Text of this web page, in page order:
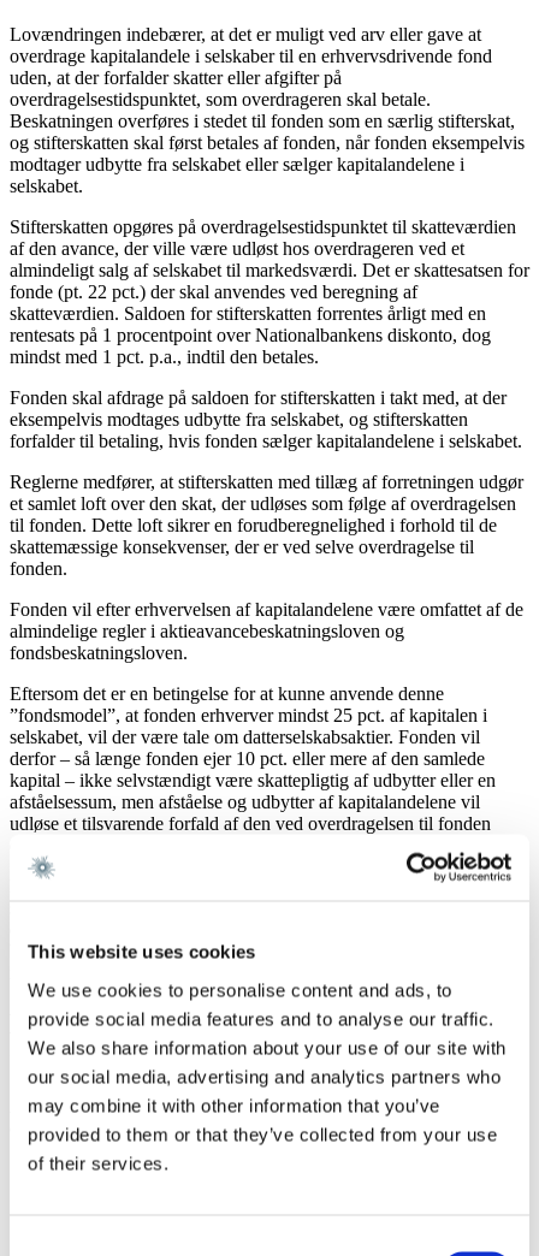
This website uses cookies
We use cookies to personalise content and ads, to
provide social media features and to analyse our traffic.
We also share information about your use of our site with
our social media, advertising and analytics partners who
may combine it with other information that you’ve
provided to them or that they’ve collected from your use
of their services.
Lovændringen indebærer, at det er muligt ved arv eller gave at
overdrage kapitalandele i selskaber til en erhvervsdrivende fond
uden, at der forfalder skatter eller afgifter på
overdragelsestidspunktet, som overdrageren skal betale.
Beskatningen overføres i stedet til fonden som en særlig stifterskat,
og stifterskatten skal først betales af fonden, når fonden eksempelvis
modtager udbytte fra selskabet eller sælger kapitalandelene i
selskabet.
Stifterskatten opgøres på overdragelsestidspunktet til skatteværdien
af den avance, der ville være udløst hos overdrageren ved et
almindeligt salg af selskabet til markedsværdi. Det er skattesatsen for
fonde (pt. 22 pct.) der skal anvendes ved beregning af
skatteværdien. Saldoen for stifterskatten forrentes årligt med en
rentesats på 1 procentpoint over Nationalbankens diskonto, dog
mindst med 1 pct. p.a., indtil den betales.
Fonden skal afdrage på saldoen for stifterskatten i takt med, at der
eksempelvis modtages udbytte fra selskabet, og stifterskatten
forfalder til betaling, hvis fonden sælger kapitalandelene i selskabet.
Reglerne medfører, at stifterskatten med tillæg af forretningen udgør
et samlet loft over den skat, der udløses som følge af overdragelsen
til fonden. Dette loft sikrer en forudberegnelighed i forhold til de
skattemæssige konsekvenser, der er ved selve overdragelse til
fonden.
Fonden vil efter erhvervelsen af kapitalandelene være omfattet af de
almindelige regler i aktieavancebeskatningsloven og
fondsbeskatningsloven.
Eftersom det er en betingelse for at kunne anvende denne
”fondsmodel”, at fonden erhverver mindst 25 pct. af kapitalen i
selskabet, vil der være tale om datterselskabsaktier. Fonden vil
derfor – så længe fonden ejer 10 pct. eller mere af den samlede
kapital – ikke selvstændigt være skattepligtig af udbytter eller en
afståelsessum, men afståelse og udbytter af kapitalandelene vil
udløse et tilsvarende forfald af den ved overdragelsen til fonden
Hvis fonden ved et salg af kapitalandelene er selvstændig
børsnoteret selskab), modregnes fondens selvstændige skattebetaling
Betingelser for anvendelse af
”fondsmodellen”
Anvendelsen af reglerne forudsætter, at en række betingelser
opfyldes. De væsentligste betingelser er:
Fonden skal være en erhvervsdrivende fond, hvis